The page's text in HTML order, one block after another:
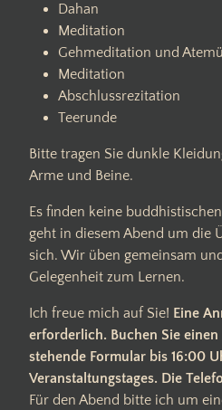
Dahan
Meditation
Gehmeditation und
Meditation
Abschlussrezitation
Teerunde
Bitte tragen Sie dunkle
Arme und Beine.
Es finden keine
geht in diesem Abend um die
sich. Wir üben gemeinsam
Gelegenheit zum Lernen.
Ich freue mich auf Sie! Eine
erforderlich. Buchen Sie
stehende Formular bis 16:00
Veranstaltungstages. Die
Für den Abend bitte ich um